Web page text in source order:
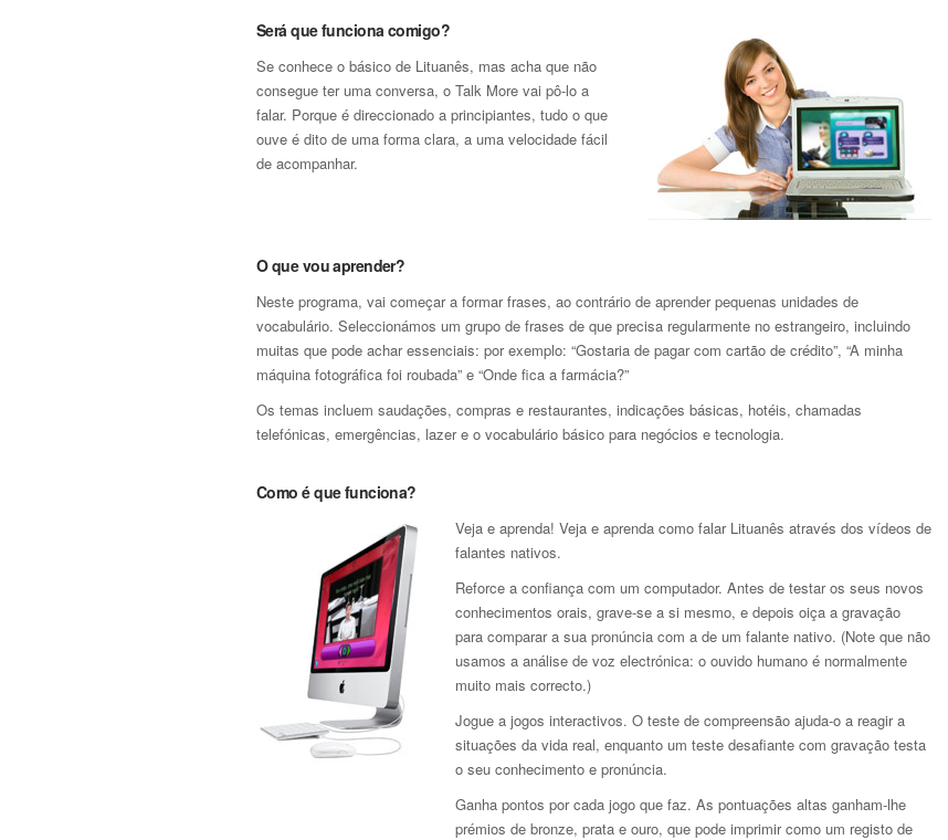
Será que funciona comigo?
Se conhece o básico de Lituanês, mas acha que não
consegue ter uma conversa, o Talk More vai pô-lo a
falar. Porque é direccionado a principiantes, tudo o que
ouve é dito de uma forma clara, a uma velocidade fácil
de acompanhar.
O que vou aprender?
Neste programa, vai começar a formar frases, ao contrário de aprender pequenas unidades de
vocabulário. Seleccionámos um grupo de frases de que precisa regularmente no estrangeiro, incluindo
muitas que pode achar essenciais: por exemplo: “Gostaria de pagar com cartão de crédito”, “A minha
máquina fotográfica foi roubada” e “Onde fica a farmácia?”
Os temas incluem saudações, compras e restaurantes, indicações básicas, hotéis, chamadas
telefónicas, emergências, lazer e o vocabulário básico para negócios e tecnologia.
Como é que funciona?
Veja e aprenda! Veja e aprenda como falar Lituanês através dos vídeos de
falantes nativos.
Reforce a confiança com um computador. Antes de testar os seus novos
conhecimentos orais, grave-se a si mesmo, e depois oiça a gravação
para comparar a sua pronúncia com a de um falante nativo. (Note que não
usamos a análise de voz electrónica: o ouvido humano é normalmente
muito mais correcto.)
Jogue a jogos interactivos. O teste de compreensão ajuda-o a reagir a
situações da vida real, enquanto um teste desafiante com gravação testa
o seu conhecimento e pronúncia.
Ganha pontos por cada jogo que faz. As pontuações altas ganham-lhe
prémios de bronze, prata e ouro, que pode imprimir como um registo de